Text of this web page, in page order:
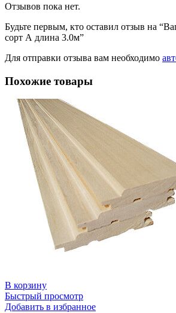
Отзывов пока нет.
Будьте первым, кто оставил отзыв на
сорт А длина 3.0м”
Для отправки отзыва вам необходимо
Похожие товары
В корзину
Быстрый просмотр
Добавить в избранное